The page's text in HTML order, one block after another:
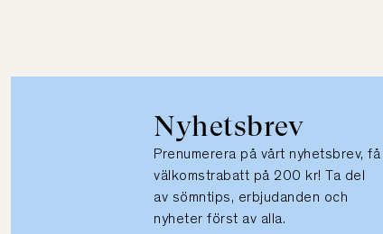
Nyhetsbrev
Prenumerera på vårt nyhetsbrev, få
välkomstrabatt på 200 kr! Ta del
av sömntips, erbjudanden och
nyheter först av alla.